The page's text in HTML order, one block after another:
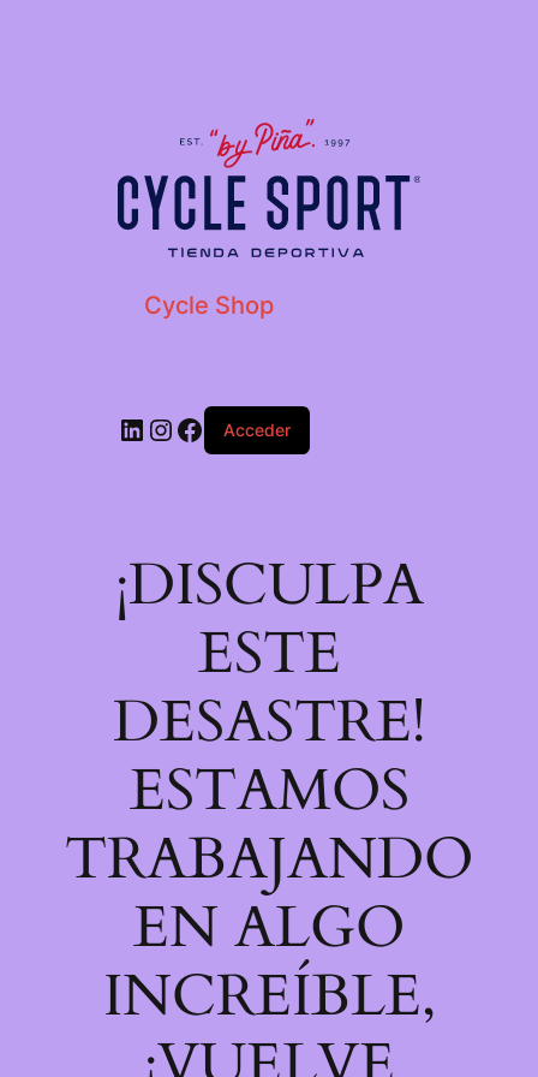
Cycle Shop
Acceder
¡DISCULPA
ESTE
DESASTRE!
ESTAMOS
TRABAJANDO
EN ALGO
INCREÍBLE,